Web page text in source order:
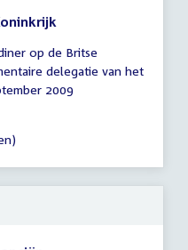
op de Britse
delegatie van het
2009